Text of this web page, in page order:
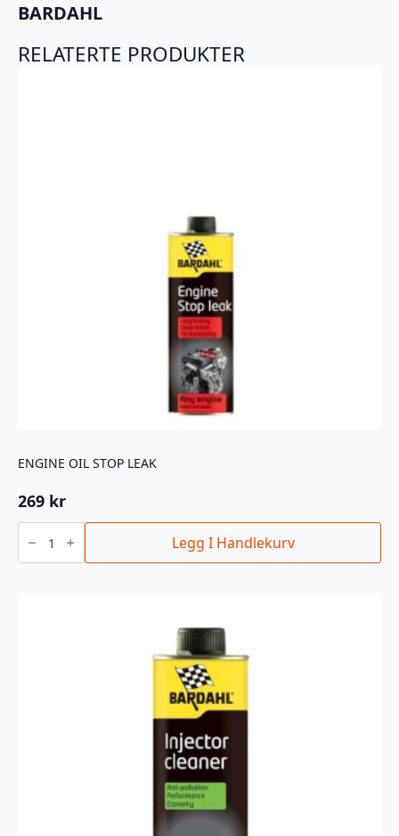
BARDAHL
RELATERTE PRODUKTER
ENGINE OIL STOP LEAK
269 kr
ENGINE
OIL
LEAK
Legg I Handlekurv